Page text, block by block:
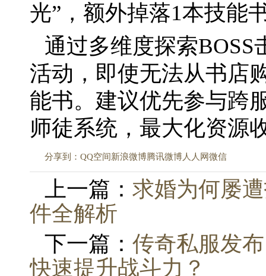
光”，额外掉落1本技能
通过多维度探索
活动，即使无法从书店
能书。建议优先参与跨
师徒系统，最大化资源
分享到： QQ空间新浪微博腾讯微博人人网微信
上一篇： 求婚为何屡
件全解析
下一篇： 传奇私服发
快速提升战斗力？